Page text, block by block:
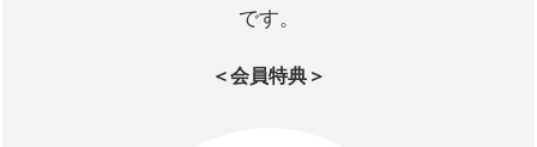
です。
＜会員特典＞